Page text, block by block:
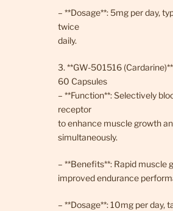
– **Dosage**: 5mg per day,
twice
daily.
3. **GW-501516
60 Capsules
– **Function**: Selectively
receptor
to enhance muscle growth
simultaneously.
– **Benefits**: Rapid muscle
improved endurance
– **Dosage**: 10mg per day,